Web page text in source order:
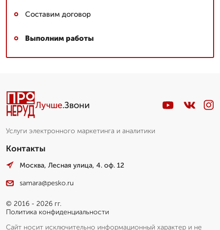
Составим договор
Выполним работы
Лучше.Звони
Услуги электронного маркетинга и аналитики
Контакты
Москва, Лесная улица, 4. оф. 12
samara@pesko.ru
© 2016 - 2026 гг.
Политика конфиденциальности
Сайт носит исключительно информационный характер и не